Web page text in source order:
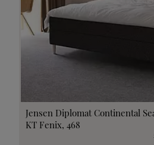
Jensen Diplomat Continental
KT Fenix, 468